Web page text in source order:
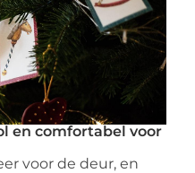
en comfortabel voor
voor de deur, en